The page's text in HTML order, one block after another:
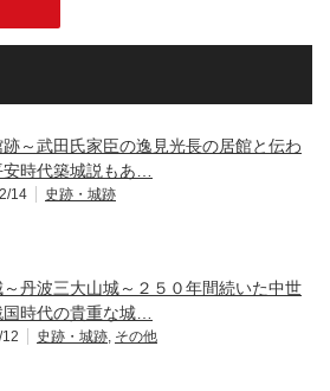
～武田氏家臣の逸見光長の居館と伝わ
安時代築城説もあ…
14 史跡・城跡
丹波三大山城～２５０年間続いた中世
時代の貴重な城…
史跡・城跡 その他